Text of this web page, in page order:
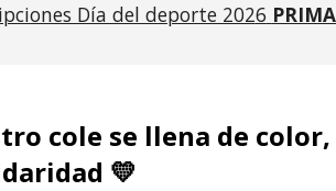
Día del deporte 2026
cole se llena de
💛